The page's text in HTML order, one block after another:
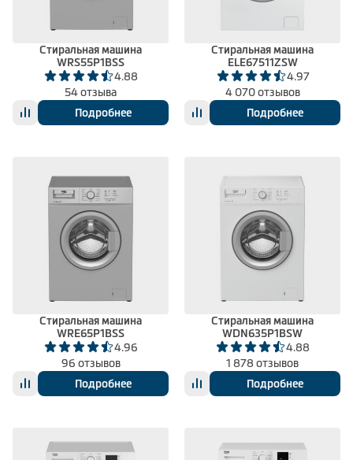
Стиральная машина
WRS55P1BSS
4.88
54 отзыва
Подробнее
Стиральная машина
ELE67511ZSW
4.97
4 070 отзывов
Подробнее
Стиральная машина
WRE65P1BSS
4.96
96 отзывов
Подробнее
Стиральная машина
WDN635P1BSW
4.88
1 878 отзывов
Подробнее